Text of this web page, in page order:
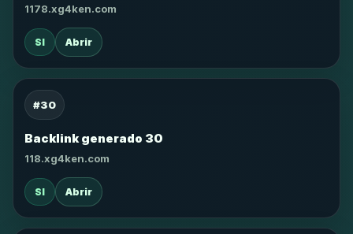
1178.xg4ken.com
SI Abrir
#30
Backlink generado 30
118.xg4ken.com
SI Abrir